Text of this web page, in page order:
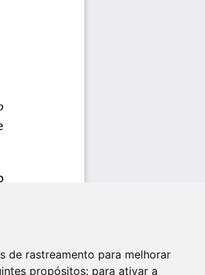
de rastreamento para melhorar
propósitos: para ativar a